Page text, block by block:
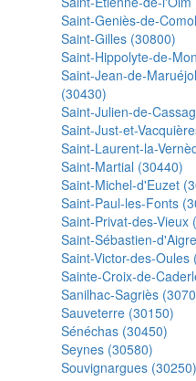
Saint-Geniès-de-
Saint-Gilles (30800)
Saint-Hippolyte-de-
Saint-Jean-de-
(30430)
Saint-Julien-de-
Saint-Just-et-
Saint-Laurent-la-
Saint-Martial (30440)
Saint-Michel-d'Euzet
Saint-Paul-les-Fonts
Saint-Privat-des-Vieux
Saint-Sébastien-
Saint-Victor-des-Oules
Sainte-Croix-de-
Sanilhac-Sagriès
Sauveterre (30150)
Sénéchas (30450)
Seynes (30580)
Souvignargues (30250)